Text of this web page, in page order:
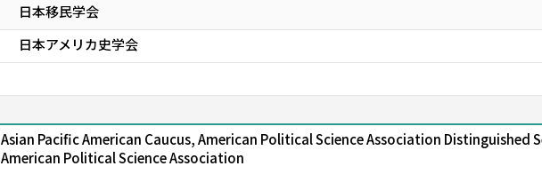
日本移民学会
日本アメリカ史学会
Asian Pacific American Caucus, American Political Science Association Distinguished
American Political Science Association